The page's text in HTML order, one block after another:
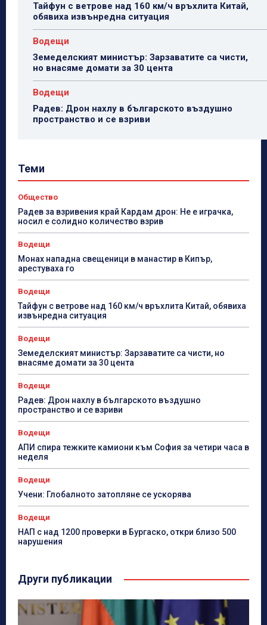
Тайфун с ветрове над 160 км/ч връхлита Китай,
обявиха извънредна ситуация
Водещи
Земеделският министър: Зарзаватите са чисти,
но внасяме домати за 30 цента
Водещи
Радев: Дрон нахлу в българското въздушно
пространство и се взриви
Теми
Общество
Радев за взривения край Кардам дрон: Не е играчка,
носил е солидно количество взрив
Водещи
Монах нападна свещеници в манастир в Кипър,
арестуваха го
Водещи
Тайфун с ветрове над 160 км/ч връхлита Китай, обявиха
извънредна ситуация
Водещи
Земеделският министър: Зарзаватите са чисти, но
внасяме домати за 30 цента
Водещи
Радев: Дрон нахлу в българското въздушно
пространство и се взриви
Водещи
АПИ спира тежките камиони към София за четири часа в
неделя
Водещи
Учени: Глобалното затопляне се ускорява
Водещи
НАП с над 1200 проверки в Бургаско, откри близо 500
нарушения
Други публикации